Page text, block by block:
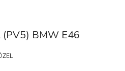
(PV5) BMW E46